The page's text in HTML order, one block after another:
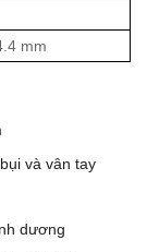
mm
và vân tay
dương